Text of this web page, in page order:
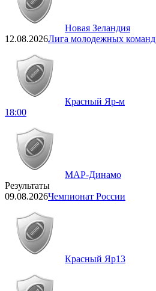
Новая Зеландия
12.08.2026Лига молодежных команд
Красный Яр-м
18:00
МАР-Динамо
Результаты
09.08.2026Чемпионат России
Красный Яр13